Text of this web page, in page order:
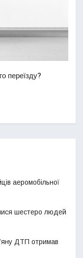
переїзду?
аеромобільної
шестеро людей
ДТП отримав